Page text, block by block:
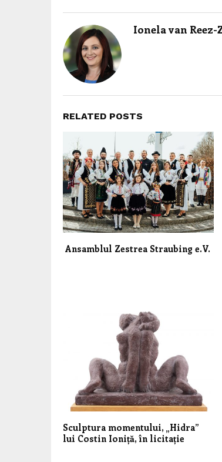
Ionela van Reez-
RELATED POSTS
Ansamblul Zestrea Straubing e.V.
Sculptura momentului, „Hidra”
lui Costin Ioniță, în licitație